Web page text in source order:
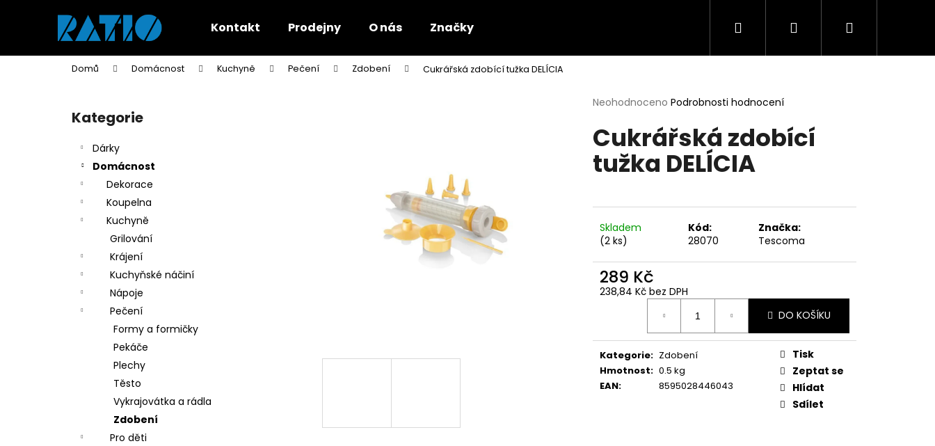
Kontakt Prodejny O nás Značky Hledat PřihlášeníNákupní
Domů Domácnost Kuchyně Pečení Zdobení Cukrářská zdobící tužka DELÍCIA
Přeskočit
kategorie
Kategorie
Dárky
Domácnost
Dekorace
Koupelna
Kuchyně
Grilování
Krájení
Kuchyňské náčiní
Nápoje
Pečení
Formy a formičky
Pekáče
Plechy
Těsto
Vykrajovátka a rádla
Zdobení
Pro děti
Průměrné
produktu
je
0,0
z
Neohodnoceno Podrobnosti hodnocení
Cukrářská zdobící
tužka DELÍCIA
Skladem
(2 ks)
Kód:
28070
Značka:
Tescoma
289 Kč
238,84 Kč bez DPH
DO KOŠÍKU
Kategorie: Zdobení
Hmotnost: 0.5 kg
EAN: 8595028446043
Tisk
Zeptat se
Hlídat
Sdílet
í
Zpět
do
obchodu
Zpět
do
obchodu
Co potřebujete najít?
Doporučujeme